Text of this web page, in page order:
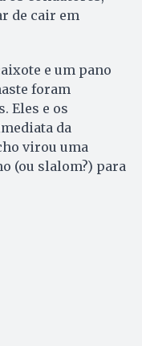
de cair em
e um pano
foram
Eles e os
da
virou uma
(ou slalom?) para